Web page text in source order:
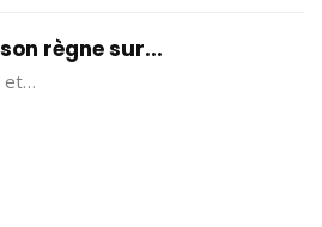
règne sur...
et…